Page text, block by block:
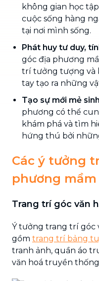
không gian học
cuộc sống hàng
tại nơi mình sống.
Phát huy tư duy,
góc địa phương
trí tưởng tượng và
tay tạo ra những
Tạo sự mới mẻ
phương có thể
khám phá và tìm
hứng thú bởi
Các ý tưởng
phương
Trang trí góc văn
Ý tưởng trang trí góc
gồm trang trí bảng
tranh ảnh, quần áo
văn hoá truyền